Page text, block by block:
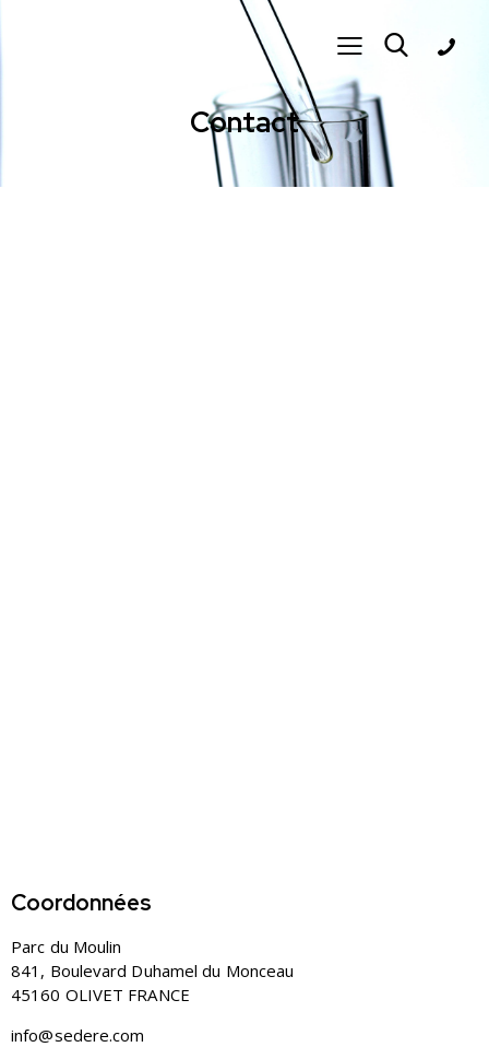
Contact
Coordonnées
Parc du Moulin
841, Boulevard Duhamel du Monceau
45160 OLIVET FRANCE
info@sedere.com